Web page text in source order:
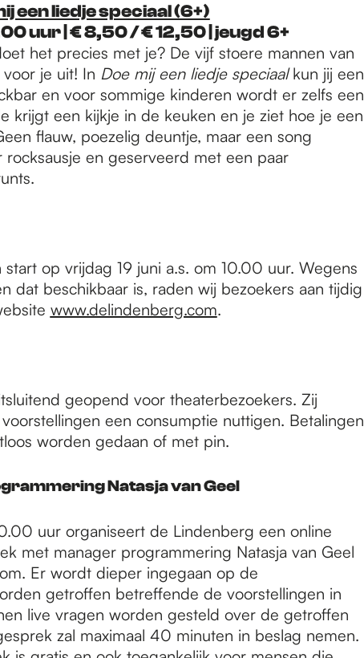
een liedje speciaal (6+)
uur | € 8,50 / € 12,50 | jeugd 6+
het precies met je? De vijf stoere mannen van
je uit! In Doe mij een liedje speciaalkun jij een
en voor sommige kinderen wordt er zelfs een
krijgt een kijkje in de keuken en je ziet hoe je een
flauw, poezelig deuntje, maar een song
en geserveerd met een paar
op vrijdag 19 juni a.s. om 10.00 uur. Wegens
dat beschikbaar is, raden wij bezoekers aan tijdig
www.delindenberg.com.
geopend voor theaterbezoekers. Zij
een consumptie nuttigen. Betalingen
worden gedaan of met pin.
Natasja van Geel
uur organiseert de Lindenberg een online
met manager programmering Natasja van Geel
Er wordt dieper ingegaan op de
getroffen betreffende de voorstellingen in
live vragen worden gesteld over de getroffen
zal maximaal 40 minuten in beslag nemen.